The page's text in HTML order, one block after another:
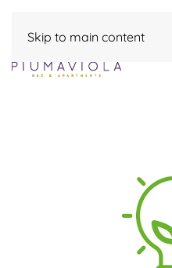
Skip to main content